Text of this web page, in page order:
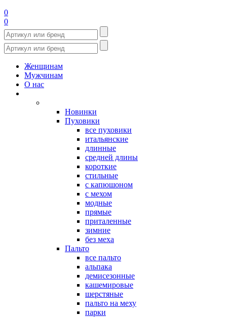
0
0
Женщинам
Мужчинам
О нас
Новинки
Пуховики
все пуховики
итальянские
длинные
средней длины
короткие
стильные
с капюшоном
с мехом
модные
прямые
приталенные
зимние
без меха
Пальто
все пальто
альпака
демисезонные
кашемировые
шерстяные
пальто на меху
парки